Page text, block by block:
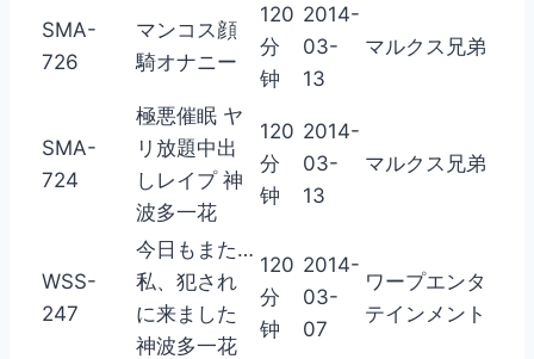
SMA-
726
マンコス顔
騎オナニー
120
分
钟
2014-
03-
13
マルクス兄弟
SMA-
724
極悪催眠 ヤ
リ放題中出
しレイプ 神
波多一花
120
分
钟
2014-
03-
13
マルクス兄弟
WSS-
247
今日もまた…
私、犯され
に来ました
神波多一花
120
分
钟
2014-
03-
07
ワープエンタ
テインメント